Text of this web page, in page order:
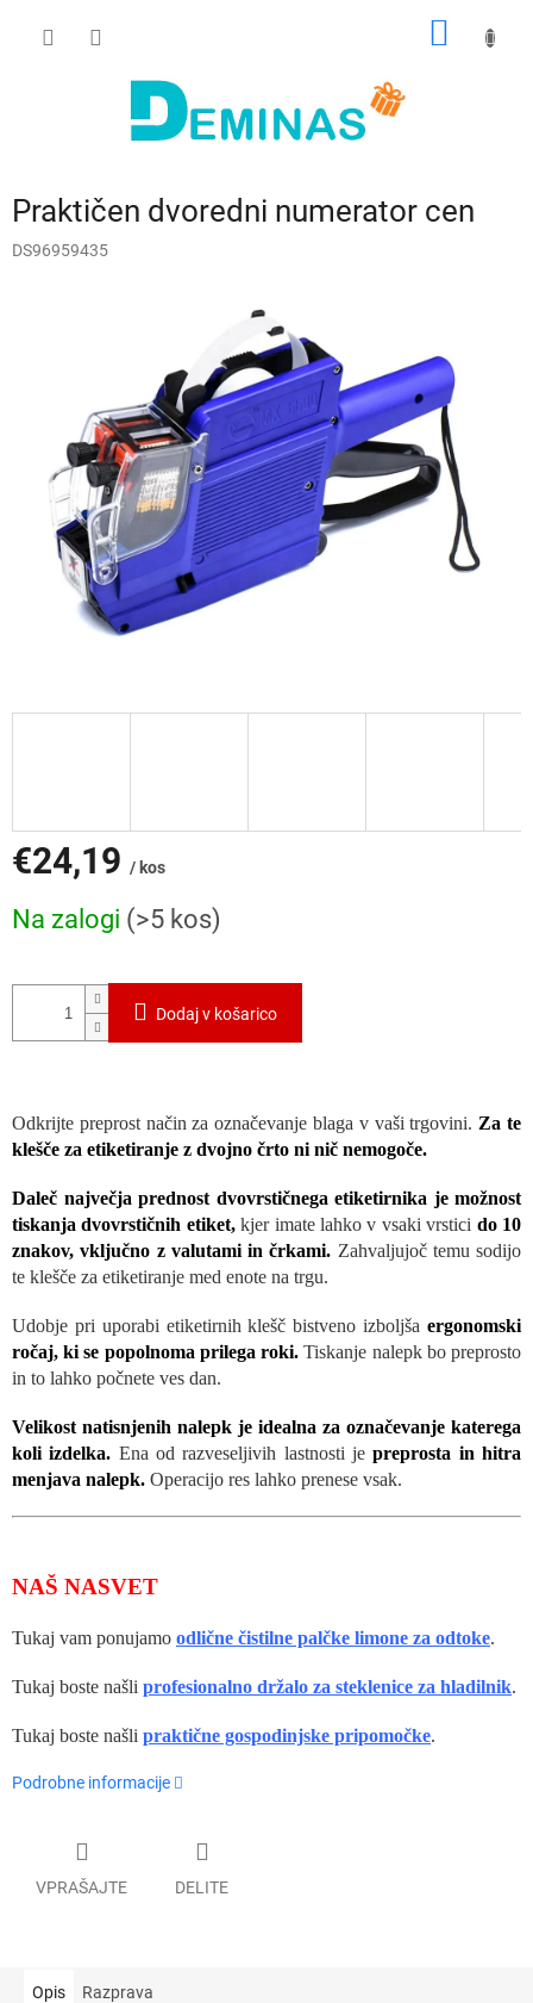
Praktičen dvoredni numerator cen
DS96959435
€24,19 / kos
mere:
Na zalogi (>5 kos)
Dodaj v košarico
Odkrijte preprost način za označevanje blaga v vaši trgovini. Za te
klešče za etiketiranje z dvojno črto ni nič nemogoče.
Daleč največja prednost dvovrstičnega etiketirnika je možnost
tiskanja dvovrstičnih etiket, kjer imate lahko v vsaki vrstici do 10
znakov, vključno z valutami in črkami. Zahvaljujoč temu sodijo
te klešče za etiketiranje med enote na trgu.
Udobje pri uporabi etiketirnih klešč bistveno izboljša ergonomski
ročaj, ki se popolnoma prilega roki. Tiskanje nalepk bo preprosto
in to lahko počnete ves dan.
Velikost natisnjenih nalepk je idealna za označevanje katerega
koli izdelka. Ena od razveseljivih lastnosti jepreprosta in hitra
menjava nalepk. Operacijo res lahko prenese vsak.
NAŠ NASVET
Tukaj vam ponujamo odlične čistilne palčke limone za odtoke.
Tukaj boste našli profesionalno držalo za steklenice za hladilnik.
Tukaj boste našli praktične gospodinjske pripomočke.
Podrobne informacije
VPRAŠAJTE DELITE
Opis Razprava